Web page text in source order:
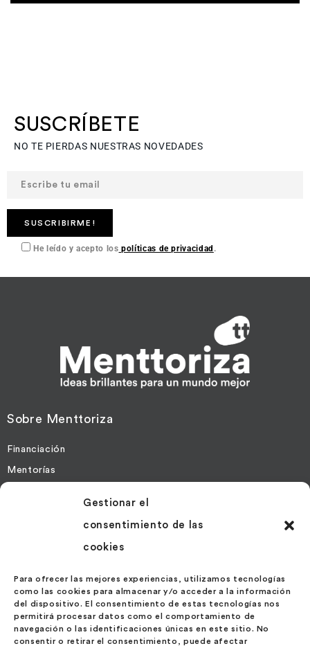
Gestionar el
consentimiento de las
cookies
Para ofrecer las mejores experiencias, utilizamos tecnologías
como las cookies para almacenar y/o acceder a la información
del dispositivo. El consentimiento de estas tecnologías nos
permitirá procesar datos como el comportamiento de
navegación o las identificaciones únicas en este sitio. No
consentir o retirar el consentimiento, puede afectar
SUSCRÍBETE
NO TE PIERDAS NUESTRAS NOVEDADES
He leído y acepto los políticas de privacidad .
Sobre Menttoriza
Financiación
Mentorías
Políticas de Cookies
Política de Privacidad
Contáctanos